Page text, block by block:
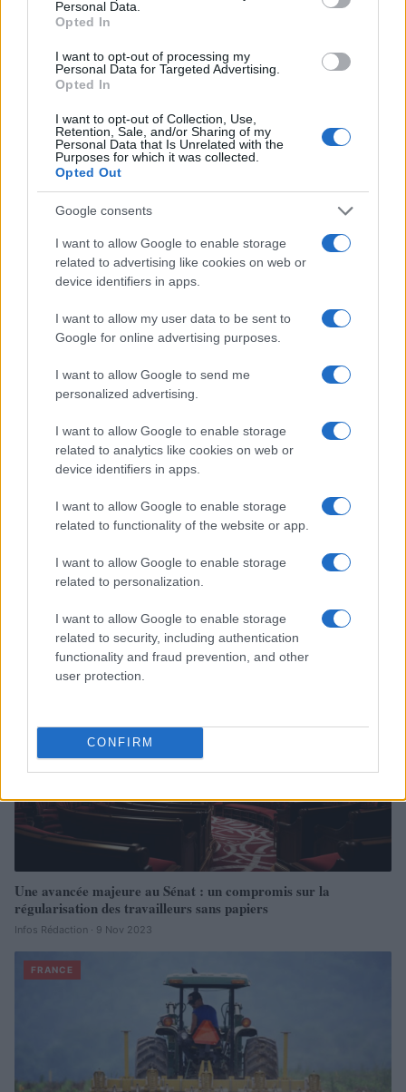
Personal Data.
Opted In
I want to opt-out of processing my
Personal Data for Targeted Advertising.
Opted In
I want to opt-out of Collection, Use,
Retention, Sale, and/or Sharing of my
Personal Data that Is Unrelated with the
Purposes for which it was collected.
Opted Out
Google consents
I want to allow Google to enable storage
related to advertising like cookies on web or
device identifiers in apps.
I want to allow my user data to be sent to
Google for online advertising purposes.
I want to allow Google to send me
personalized advertising.
I want to allow Google to enable storage
related to analytics like cookies on web or
device identifiers in apps.
I want to allow Google to enable storage
related to functionality of the website or app.
I want to allow Google to enable storage
related to personalization.
I want to allow Google to enable storage
related to security, including authentication
functionality and fraud prevention, and other
user protection.
CONFIRM
psychologiquement.
religieuse violente.
AUTEUR
Redazione Online
À lire aussi
FRANCE
Une avancée majeure au Sénat : un compromis sur la
régularisation des travailleurs sans papiers
Infos Rédaction · 9 Nov 2023
FRANCE